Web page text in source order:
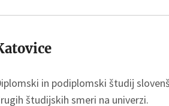
in podiplomski študij
študijskih smeri na univerzi.